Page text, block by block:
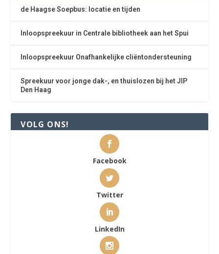
de Haagse Soepbus: locatie en tijden
Inloopspreekuur in Centrale bibliotheek aan het Spui
Inloopspreekuur Onafhankelijke cliëntondersteuning
Spreekuur voor jonge dak-, en thuislozen bij het JIP
Den Haag
VOLG ONS!
Facebook
Twitter
LinkedIn